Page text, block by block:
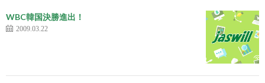
WBC韓国決勝進出！
2009.03.22